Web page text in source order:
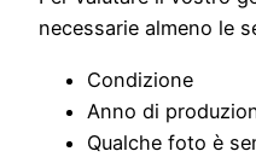
necessarie almeno le
Condizione
Anno di
Qualche foto è